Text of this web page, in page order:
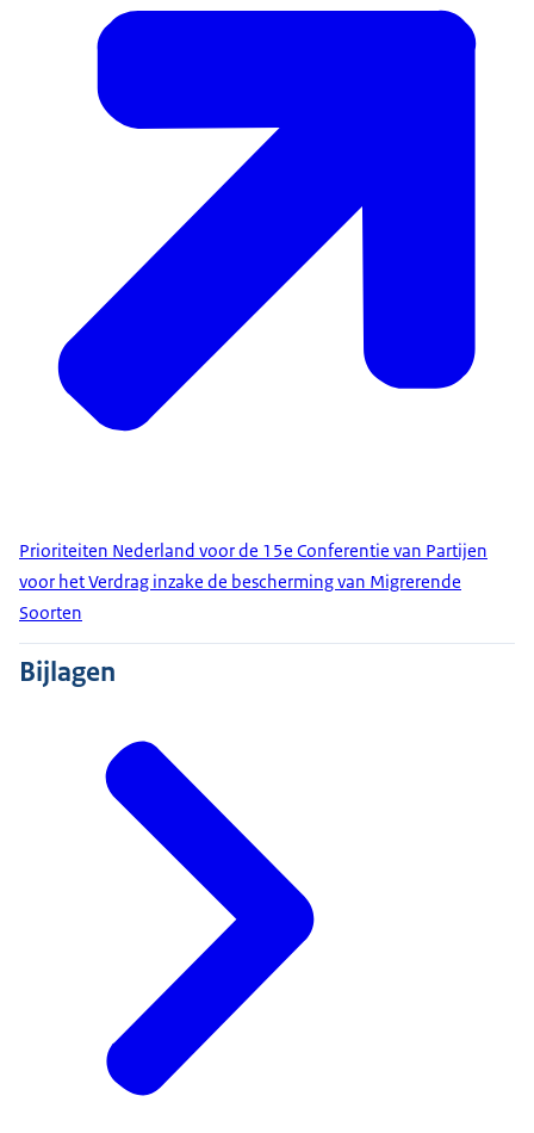
Prioriteiten Nederland voor de 15e Conferentie van Partijen
voor het Verdrag inzake de bescherming van Migrerende
Soorten
Bijlagen